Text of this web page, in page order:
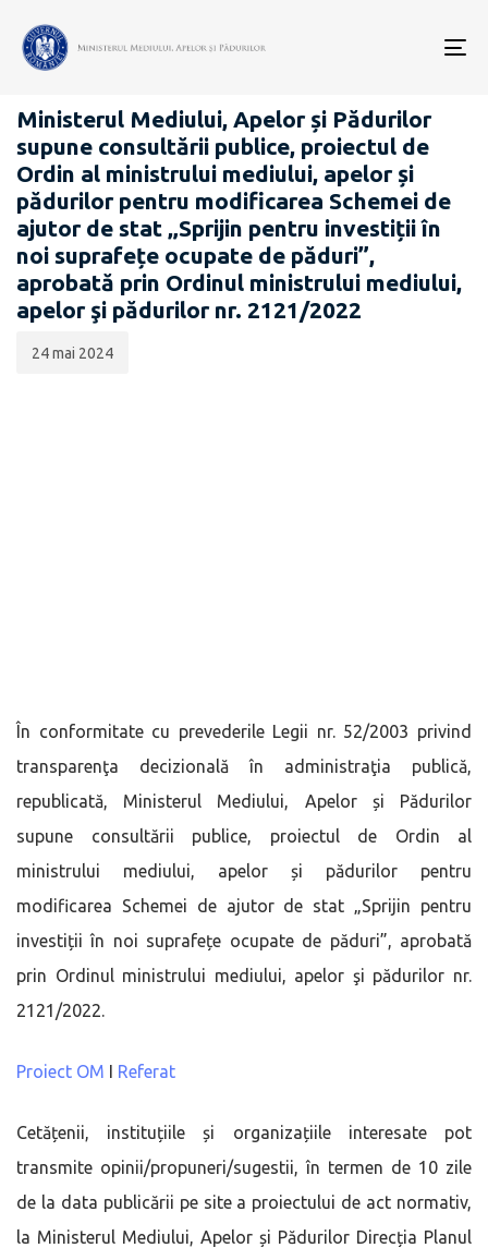
PROIECTE ACTE NORMATIVE
Ministerul Mediului, Apelor și Pădurilor
supune consultării publice, proiectul de
Ordin al ministrului mediului, apelor și
pădurilor pentru modificarea Schemei de
ajutor de stat „Sprijin pentru investiții în
noi suprafețe ocupate de păduri”,
aprobată prin Ordinul ministrului mediului,
apelor şi pădurilor nr. 2121/2022
publicării:
24 mai 2024
În conformitate cu prevederile Legii nr. 52/2003 privind
transparenţa decizională în administraţia publică,
republicată, Ministerul Mediului, Apelor și Pădurilor
supune consultării publice, proiectul de Ordin al
ministrului mediului, apelor și pădurilor pentru
modificarea Schemei de ajutor de stat „Sprijin pentru
investiții în noi suprafețe ocupate de păduri”, aprobată
prin Ordinul ministrului mediului, apelor şi pădurilor nr.
2121/2022.
Proiect OM I Referat
Cetățenii, instituțiile și organizațiile interesate pot
transmite opinii/propuneri/sugestii, în termen de 10 zile
de la data publicării pe site a proiectului de act normativ,
la Ministerul Mediului, Apelor și Pădurilor Direcția Planul